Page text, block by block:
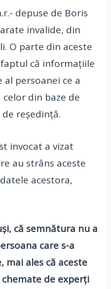
depuse de Boris
invalide, din
O parte din aceste
că informațiile
persoanei ce a
din baze de
reședință.
invocat a vizat
au strâns aceste
acestora,
că semnătura nu a
care s-a
mai ales că aceste
de experți